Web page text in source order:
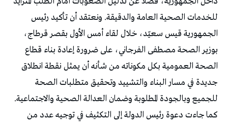
للخدمات الصحية العامة والدقيقة. ونعتقد أن تأكيد رئيس
الجمهورية قيس سعيّد، خلال لقاء أمس الأول بقصر قرطاج،
بوزير الصحة مصطفى الفرجاني، على ضرورة إعادة بناء قطاع
الصحة العمومية بكل مكوناته من شأنه أن يمثل نقطة انطلاق
جديدة في مسار البناء والتشييد وتحقيق متطلبات الصحة
للجميع وبالجودة المطلوبة وضمان العدالة الصحية والاجتماعية.
كما جاءت دعوة رئيس الدولة إلى التكثيف في توجيه عدد من